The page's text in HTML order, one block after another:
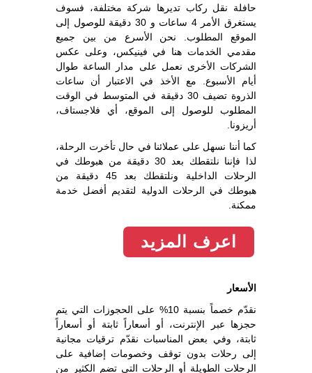
حافلة نقل ركاب تديرها شركة مختلفة، فسوف
يستغرق الأمر 4 ساعات و 30 دقيقة للوصول إلى
الموقع المطلوب. نحن الأسرع من بين جميع
مقدمي الخدمات هنا في فينيكس، وعلى عكس
الشركات الأخرى نعمل على مدار الساعة طوال
أيام الأسبوع. مع الأخذ في الاعتبار أن ساعات
الذروة تضيف 30 دقيقة في المتوسط في الوقت
المطلوب للوصول إلى الموقع، أي فلاجستاف،
أريزونا.
كما أننا نسهل على عملائنا في حال تأخرت الرحلة،
لذا فإننا نلتقطك بعد 30 دقيقة من هبوطك في
الرحلات الداخلية ونلتقطك بعد 45 دقيقة من
هبوطك في الرحلات الدولية لتقديم أفضل خدمة
ممكنة.
اعرف المزيد
الأسعار
نقدّم خصماً بنسبة 10% على الحجوزات التي يتم
حجزها عبر الإنترنت، أو أسعاراً ثابتة أو أسعاراً
ثابتة، وفي بعض المناسبات نقدّم ترقيات مجانية
إلى رحلات بدون توقف وخصومات إضافية على
الرحلات الطويلة أو الرحلات التي تضم الكثير من